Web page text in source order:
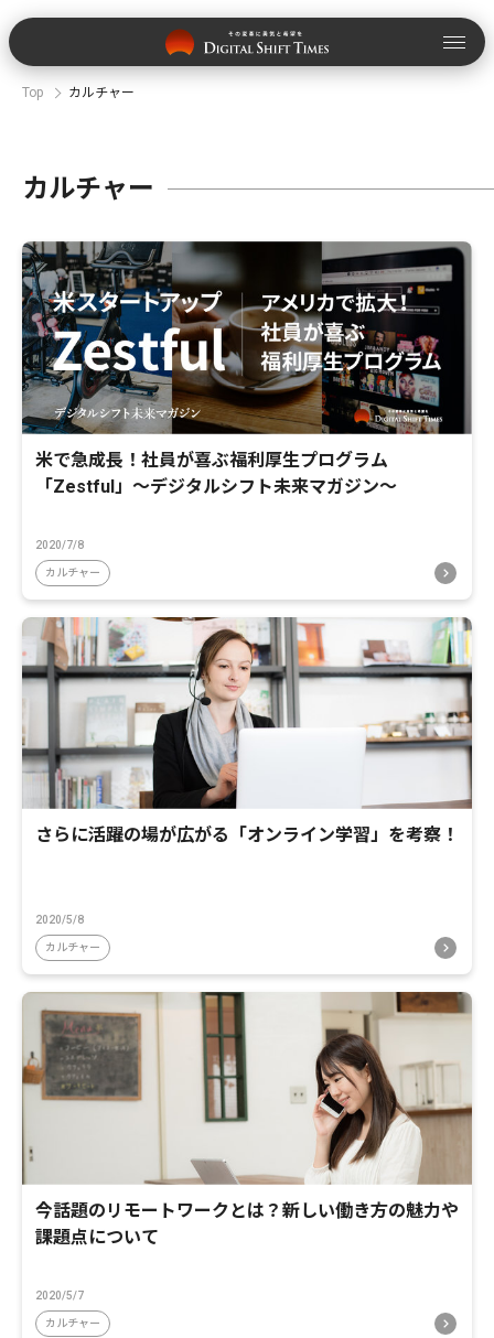
Top カルチャー
カルチャー
米で急成長！社員が喜ぶ福利厚生プログラム
「Zestful」～デジタルシフト未来マガジン～
2020/7/8
カルチャー
さらに活躍の場が広がる「オンライン学習」を考察！
2020/5/8
カルチャー
今話題のリモートワークとは？新しい働き方の魅力や
課題点について
2020/5/7
カルチャー